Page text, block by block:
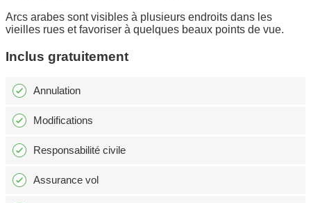
Arcs arabes sont visibles à plusieurs endroits dans les
vieilles rues et favoriser à quelques beaux points de vue.
Inclus gratuitement
Annulation
Modifications
Responsabilité civile
Assurance vol